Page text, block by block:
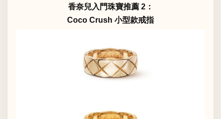
香奈兒入門珠寶推薦 2：
Coco Crush 小型款戒指